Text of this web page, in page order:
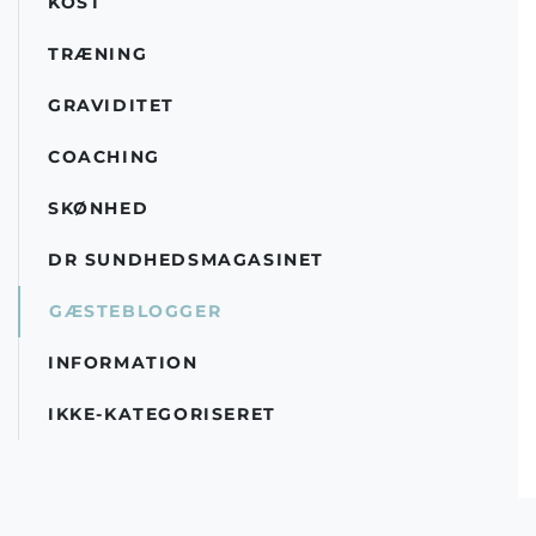
TRÆNING
GRAVIDITET
COACHING
SKØNHED
DR SUNDHEDSMAGASINET
GÆSTEBLOGGER
INFORMATION
IKKE-KATEGORISERET